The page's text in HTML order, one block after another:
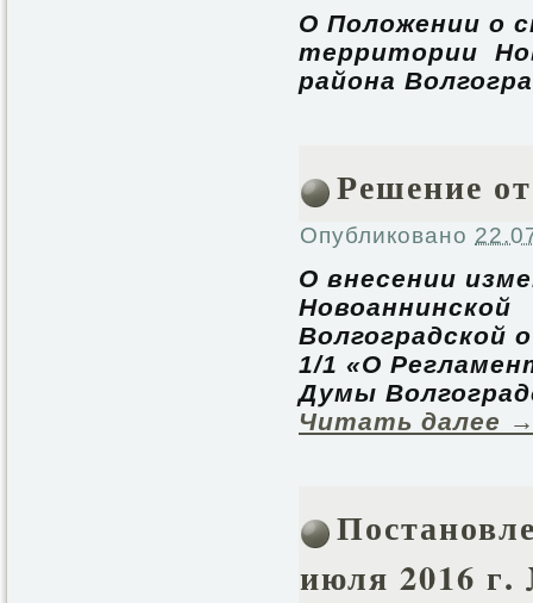
О Положении о
территории
района
Решение
Опубликовано
О внесении
Волгоградской
1/1 «О
Думы
Читать далее
июля 2016